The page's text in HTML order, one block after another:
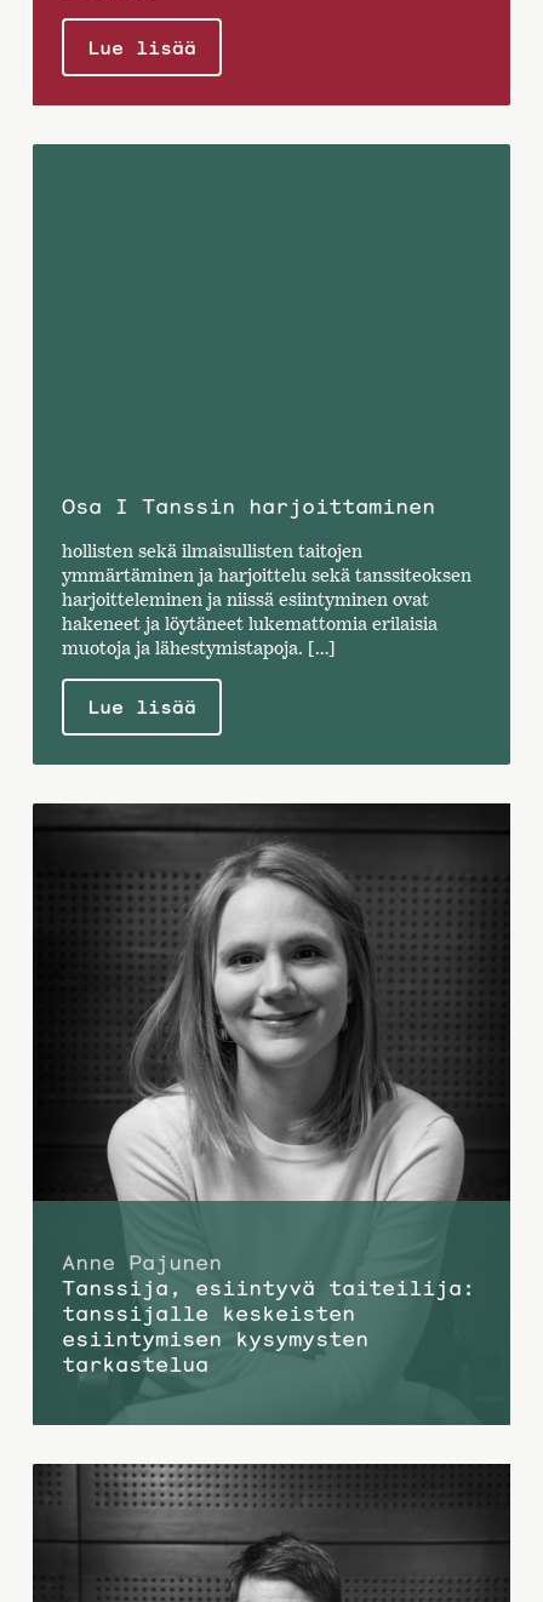
Lue lisää
Osa I Tanssin harjoittaminen
hollisten sekä ilmaisullisten taitojen
ymmärtäminen ja harjoittelu sekä tanssiteoksen
harjoitteleminen ja niissä esiintyminen ovat
hakeneet ja löytäneet lukemattomia erilaisia
muotoja ja lähestymistapoja. […]
Lue lisää
Anne Pajunen
Tanssija, esiintyvä taiteilija:
tanssijalle keskeisten
esiintymisen kysymysten
tarkastelua